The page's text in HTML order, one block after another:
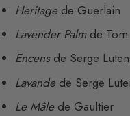
Heritagede Guerlain
Lavender Palmde Tom
Encensde Serge
Lavandede Serge
Le Mâlede Gaultier